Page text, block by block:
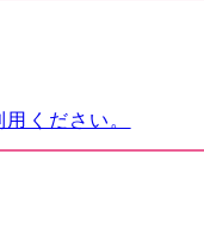
ください。